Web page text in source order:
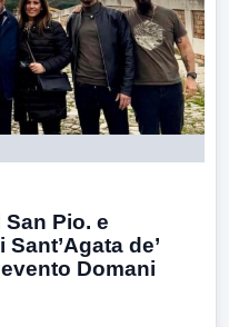
Pio. e
de’
Domani